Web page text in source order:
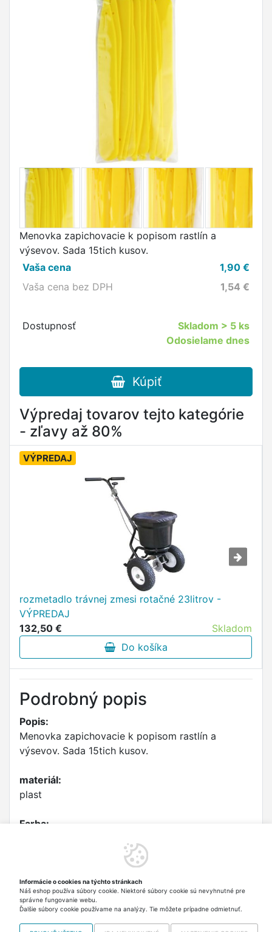
Menovka zapichovacie k popisom rastlín a
výsevov. Sada 15tich kusov.
Vaša cena
1,90 €
Vaša cena bez DPH
1,54 €
Dostupnosť Skladom > 5 ks
Odosielame dnes
Kúpiť
Výpredaj tovarov tejto kategórie
- zľavy až 80%
VÝPREDAJ
rozmetadlo trávnej zmesi rotačné 23litrov -
VÝPREDAJ
132,50 €
Skladom
Do košíka
Podrobný popis
Popis:
Menovka zapichovacie k popisom rastlín a
výsevov. Sada 15tich kusov.
materiál:
plast
Farba:
dĺžka: 15 cm
šírka: 1,7 cm
Informácie o cookies na týchto stránkach
Náš eshop používa súbory cookie. Niektoré súbory cookie sú nevyhnutné pre
správne fungovanie webu.
Ďalšie súbory cookie používame na analýzy. Tie môžete prípadne odmietnuť.